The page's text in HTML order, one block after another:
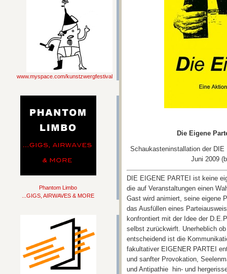
www.myspace.com/kunstzwergfestival
Phantom Limbo
...GIGS, AIRWAVES & MORE
Die Eigene
Schaukasteninstallation der
Juni 2009
DIE EIGENE PARTEI ist keine
die auf Veranstaltungen einen
Gast wird animiert, seine eigene
das Ausfüllen eines
konfrontiert mit der Idee der
selbst zurückwirft. Unerheblich
entscheidend ist die
fakultativer EIGENER PARTEI
und sanfter Provokation,
und Antipathie hin- und